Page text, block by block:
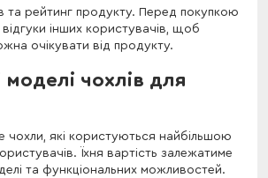
та рейтинг продукту. Перед покупкою
інших користувачів, щоб
очікувати від продукту.
чохлів для
чохли, які користуються найбільшою
Їхня вартість залежатиме
та функціональних можливостей.